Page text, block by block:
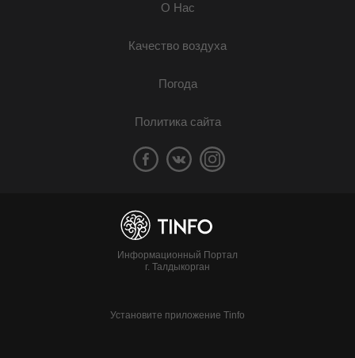
О Нас
Качество воздуха
Погода
Политика сайта
Информационный Портал
г. Талдыкорган
Установите приложение Tinfo